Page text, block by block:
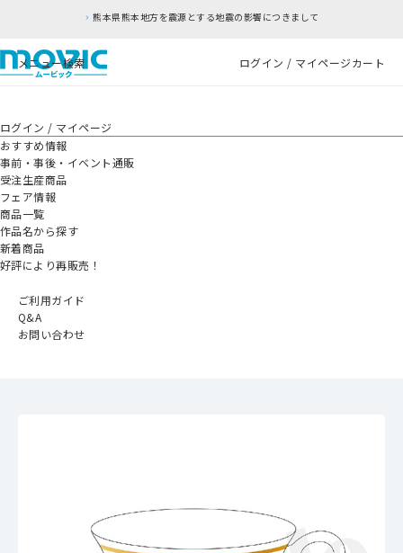
熊本県熊本地方を震源とする地震の影響につきまして
メニュー検索 ログイン / マイページカート
ログイン / マイページ
おすすめ情報
事前・事後・イベント通販
受注生産商品
フェア情報
商品一覧
作品名から探す
新着商品
好評により再販売！
ご利用ガイド
Q&A
お問い合わせ